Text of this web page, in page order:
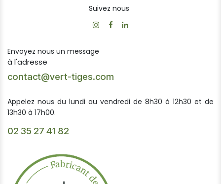
Suivez nous
Envoyez nous un message
à l'adresse
contact@vert-tiges.com
Appelez nous du lundi au vendredi de 8h30 à 12h30 et de
13h30 à 17h00.
02 35 27 41 82